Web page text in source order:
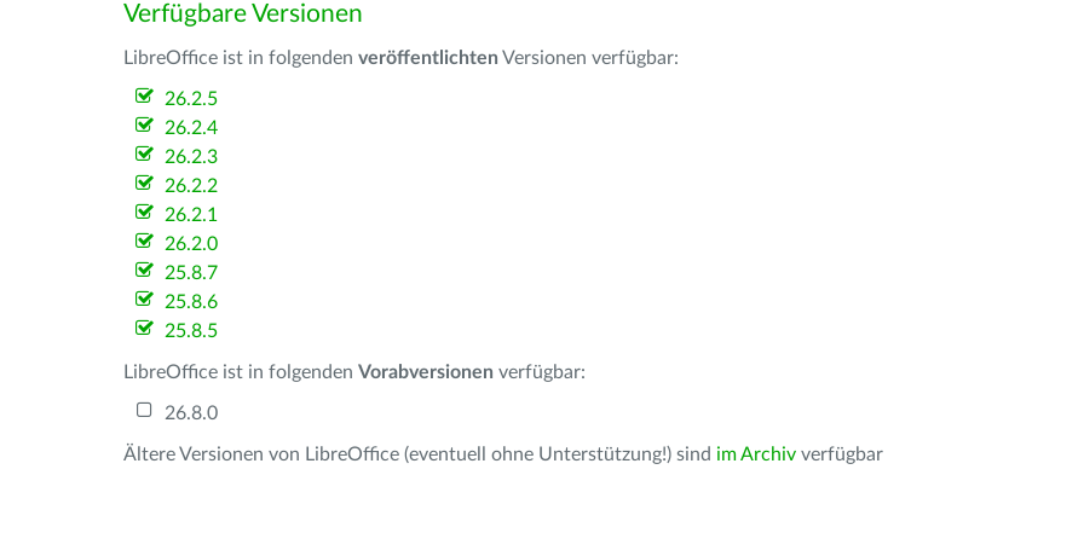
Verfügbare Versionen
LibreOffice ist in folgenden veröffentlichten Versionen verfügbar:
26.2.5
26.2.4
26.2.3
26.2.2
26.2.1
26.2.0
25.8.7
25.8.6
25.8.5
LibreOffice ist in folgenden Vorabversionen verfügbar:
26.8.0
Ältere Versionen von LibreOffice (eventuell ohne Unterstützung!) sind im Archiv verfügbar